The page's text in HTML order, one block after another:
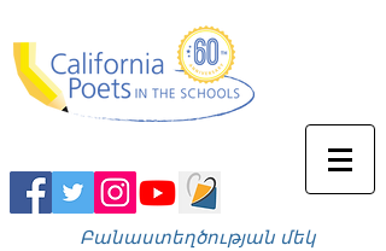
Բանաստեղծության մեկ